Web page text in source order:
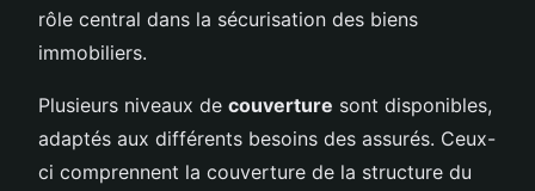
rôle central dans la sécurisation des biens
immobiliers.
Plusieurs niveaux de couverture sont disponibles,
adaptés aux différents besoins des assurés. Ceux-
ci comprennent la couverture de la structure du